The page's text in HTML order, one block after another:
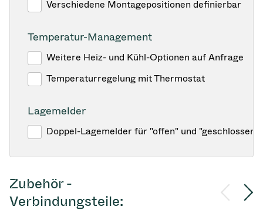
Verschiedene Montagepositionen definierbar
Temperatur-Management
Weitere Heiz- und Kühl-Optionen auf Anfrage
Temperaturregelung mit Thermostat
Lagemelder
Doppel-Lagemelder für "offen" und "geschlossen"
Zubehör -
Verbindungsteile: